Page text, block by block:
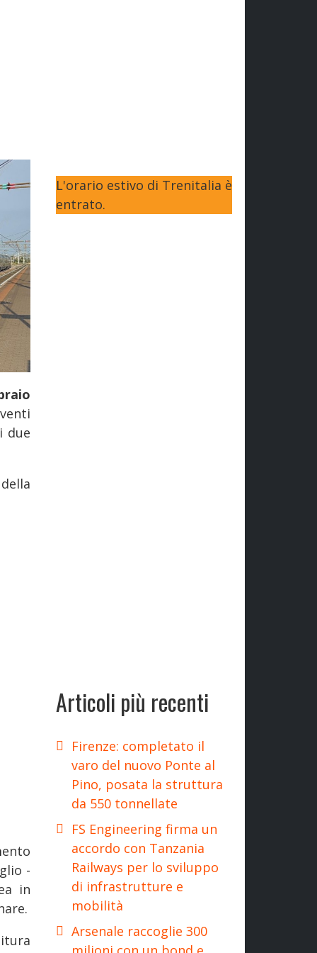
due
-
in
L'orario estivo di Trenitalia è
entrato.
Articoli più recenti
Firenze: completato il
varo del nuovo Ponte al
Pino, posata la struttura
da 550 tonnellate
FS Engineering firma un
accordo con Tanzania
Railways per lo sviluppo
di infrastrutture e
mobilità
Arsenale raccoglie 300